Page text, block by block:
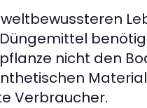
nicht den
Verbraucher.